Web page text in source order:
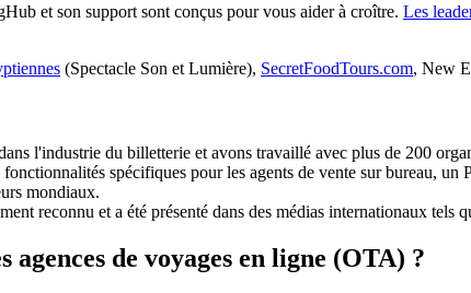
et son support sont conçus pour vous aider à croître. Les
(Spectacle Son et Lumière), SecretFoodTours.com, New
l'industrie du billetterie et avons travaillé avec plus de 200
spécifiques pour les agents de vente sur bureau,
mondiaux.
reconnu et a été présenté dans des médias internationaux tels
agences de voyages en ligne (OTA) ?